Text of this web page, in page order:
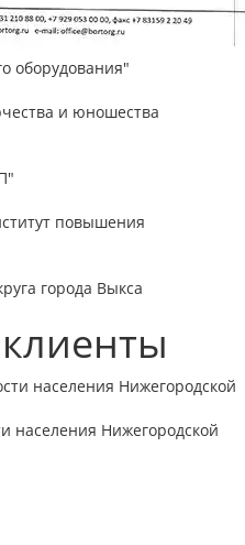
оборудования"
и юношества
повышения
города Выкса
населения Нижегородской